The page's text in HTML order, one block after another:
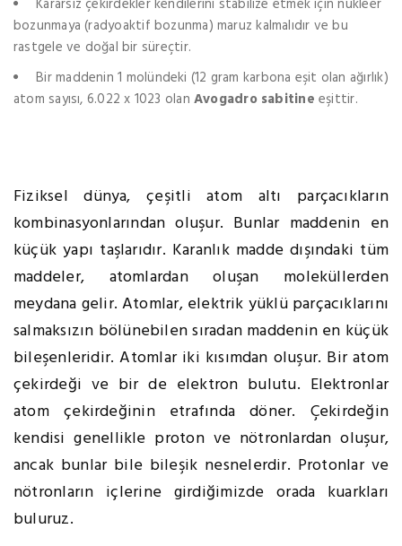
bozunmaya (radyoaktif bozunma) maruz kalmalıdır ve bu
rastgele ve doğal bir süreçtir.
Bir maddenin 1 molündeki (12 gram karbona eşit olan ağırlık)
atom sayısı, 6.022 x 1023 olan Avogadro sabitine eşittir.
Fiziksel dünya, çeşitli atom altı parçacıkların
kombinasyonlarından oluşur. Bunlar maddenin en
küçük yapı taşlarıdır. Karanlık madde dışındaki tüm
maddeler, atomlardan oluşan moleküllerden
meydana gelir. Atomlar, elektrik yüklü parçacıklarını
salmaksızın bölünebilen sıradan maddenin en küçük
bileşenleridir. Atomlar iki kısımdan oluşur. Bir atom
çekirdeği ve bir de elektron bulutu. Elektronlar
atom çekirdeğinin etrafında döner. Çekirdeğin
kendisi genellikle proton ve nötronlardan oluşur,
ancak bunlar bile bileşik nesnelerdir. Protonlar ve
nötronların içlerine girdiğimizde orada kuarkları
buluruz.